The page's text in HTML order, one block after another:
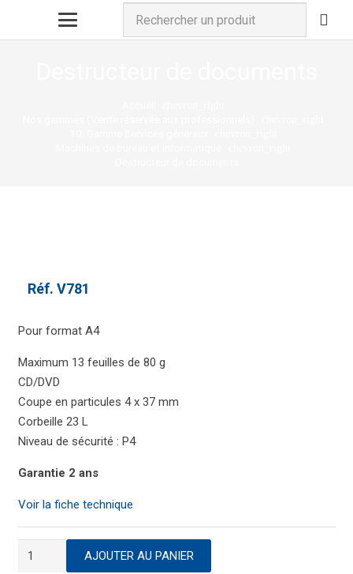
Réf. V781
Pour format A4
Maximum 13 feuilles de 80 g
CD/DVD
Coupe en particules 4 x 37 mm
Corbeille 23 L
Niveau de sécurité : P4
Garantie 2 ans
Voir la fiche technique
quantité
AJOUTER AU PANIER